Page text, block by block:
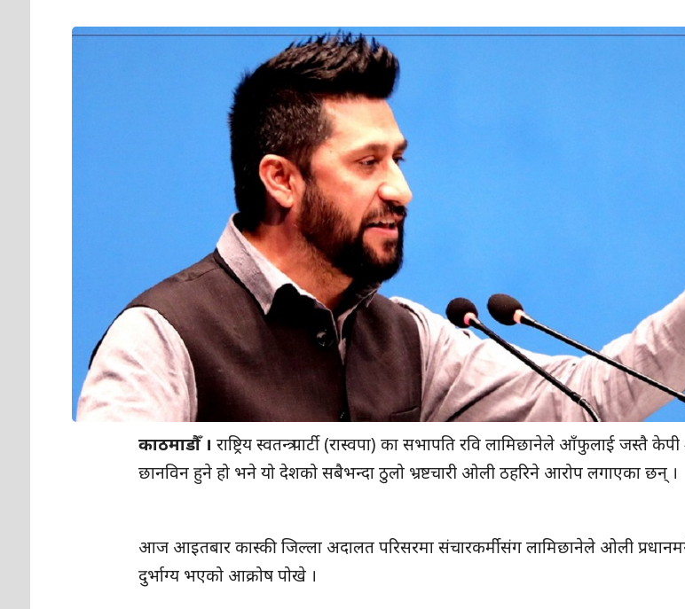
काठमाडौँ ।राष्ट्रिय स्वतन्त्र पार्टी (रास्वपा) का सभापति रवि लामिछानेले आँफुलाई जस्तै
छानविन हुने हो भने यो देशको सबैभन्दा ठुलो भ्रष्टचारी ओली ठहरिने आरोप लगाएका छन् ।
आज आइतबार कास्की जिल्ला अदालत परिसरमा संचारकर्मीसंग लामिछानेले ओली
दुर्भाग्य भएको आक्रोष पोखे ।